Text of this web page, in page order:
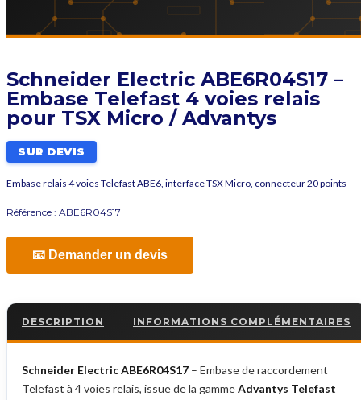
Schneider Electric ABE6R04S17 –
Embase Telefast 4 voies relais
pour TSX Micro / Advantys
SUR DEVIS
Embase relais 4 voies Telefast ABE6, interface TSX Micro, connecteur 20 points
Référence : ABE6R04S17
📧 Demander un devis
DESCRIPTION INFORMATIONS COMPLÉMENTAIRES
Schneider Electric ABE6R04S17 – Embase de raccordement
Telefast à 4 voies relais, issue de la gammeAdvantys Telefast